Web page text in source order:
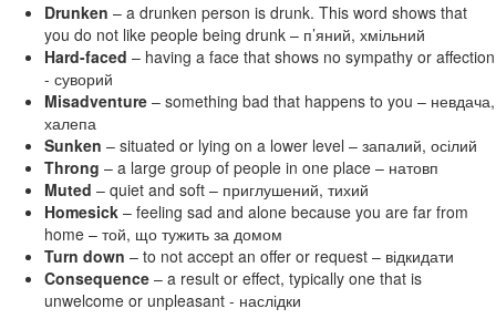
Drunken – a drunken person is drunk. This word shows that
you do not like people being drunk – п’яний, хмільний
Hard-faced – having a face that shows no sympathy or affection
- суворий
Misadventure – something bad that happens to you – невдача,
халепа
Sunken – situated or lying on a lower level – запалий, осілий
Throng – a large group of people in one place – натовп
Muted – quiet and soft – приглушений, тихий
Homesick – feeling sad and alone because you are far from
home – той, що тужить за домом
Turn down – to not accept an offer or request – відкидати
Consequence – a result or effect, typically one that is
unwelcome or unpleasant - наслідки